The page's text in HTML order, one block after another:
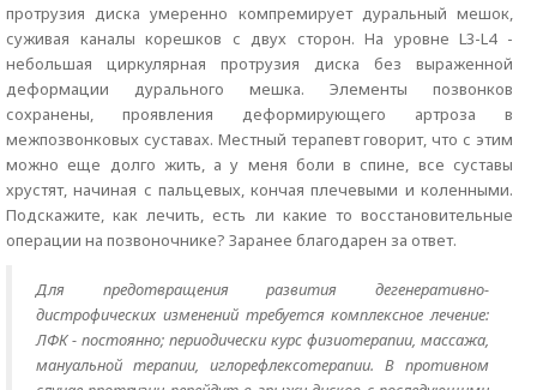
протрузия диска умеренно компремирует дуральный мешок,
суживая каналы корешков с двух сторон. На уровне L3-L4 -
небольшая циркулярная протрузия диска без выраженной
деформации дурального мешка. Элементы позвонков
сохранены, проявления деформирующего артроза в
межпозвонковых суставах. Местный терапевт говорит, что с этим
можно еще долго жить, а у меня боли в спине, все суставы
хрустят, начиная с пальцевых, кончая плечевыми и коленными.
Подскажите, как лечить, есть ли какие то восстановительные
операции на позвоночнике? Заранее благодарен за ответ.
Для предотвращения развития дегенеративно-
дистрофических изменений требуется комплексное лечение:
ЛФК - постоянно; периодически курс физиотерапии, массажа,
мануальной терапии, иглорефлексотерапии. В противном